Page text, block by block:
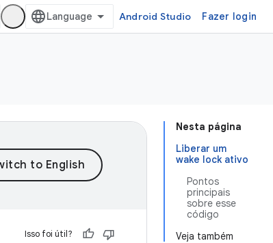
Android Studio Fazer login
Nesta página
Liberar um
wake lock ativo
Pontos
principais
sobre esse
código
Veja também
Isso foi útil?